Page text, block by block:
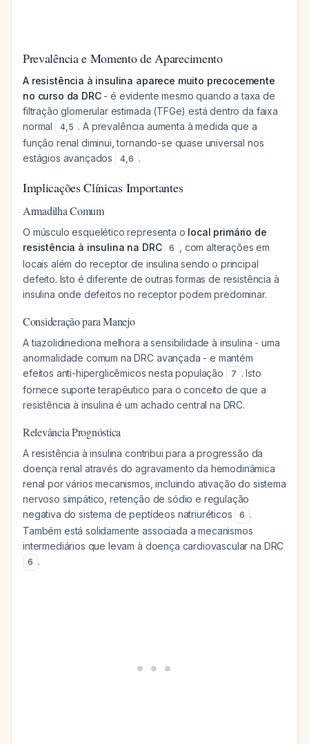
Prevalência e Momento de Aparecimento
A resistência à insulina aparece muito precocemente
no curso da DRC- é evidente mesmo quando a taxa de
filtração glomerular estimada (TFGe) está dentro da faixa
normal
4,5 . A prevalência aumenta à medida que a
função renal diminui, tornando-se quase universal nos
estágios avançados
4,6 .
Implicações Clínicas Importantes
Armadilha Comum
O músculo esquelético representa o local primário de
resistência à insulina na DRC
6
, com alterações em
locais além do receptor de insulina sendo o principal
defeito. Isto é diferente de outras formas de resistência à
insulina onde defeitos no receptor podem predominar.
Consideração para Manejo
A tiazolidinediona melhora a sensibilidade à insulina - uma
anormalidade comum na DRC avançada - e mantém
efeitos anti-hiperglicêmicos nesta população
7 . Isto
fornece suporte terapêutico para o conceito de que a
resistência à insulina é um achado central na DRC.
Relevância Prognóstica
A resistência à insulina contribui para a progressão da
doença renal através do agravamento da hemodinâmica
renal por vários mecanismos, incluindo ativação do sistema
nervoso simpático, retenção de sódio e regulação
negativa do sistema de peptídeos natriuréticos
6 .
Também está solidamente associada a mecanismos
intermediários que levam à doença cardiovascular na DRC
6 .